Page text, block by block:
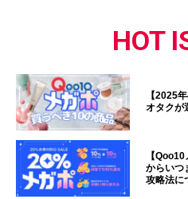
HOT
【2025
オタクが
【
からいつ
攻略法に